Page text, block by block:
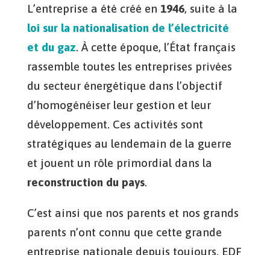
L’entreprise a été créé en 1946, suite à la
loi sur la nationalisation de l’électricité
et du gaz. À cette époque, l’État français
rassemble toutes les entreprises privées
du secteur énergétique dans l’objectif
d’homogénéiser leur gestion et leur
développement. Ces activités sont
stratégiques au lendemain de la guerre
et jouent un rôle primordial dans la
reconstruction du pays.
C’est ainsi que nos parents et nos grands
parents n’ont connu que cette grande
entreprise nationale depuis toujours. EDF